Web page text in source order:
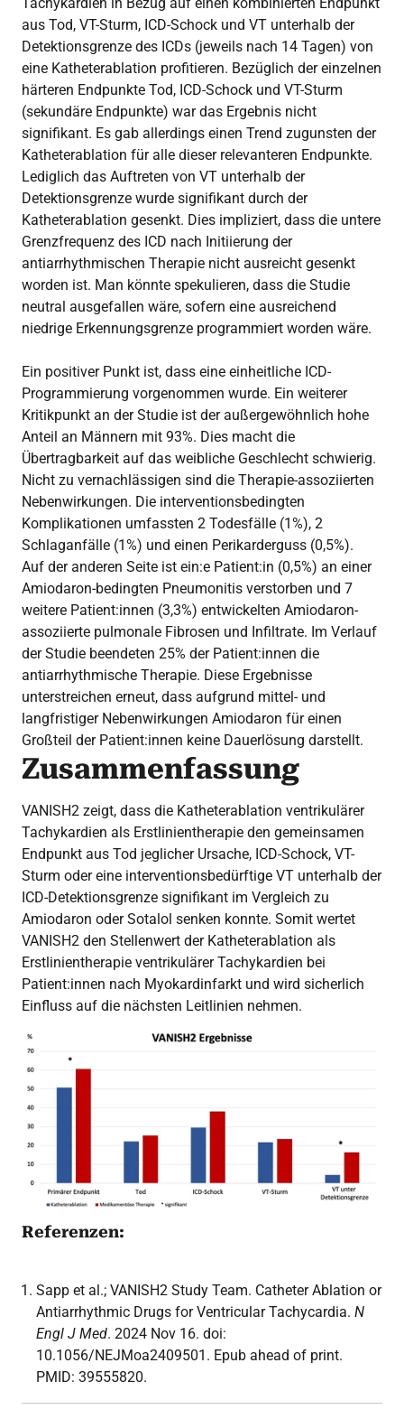
aus Tod, VT-Sturm, ICD-Schock und VT unterhalb der
Detektionsgrenze des ICDs (jeweils nach 14 Tagen) von
eine Katheterablation profitieren. Bezüglich der einzelnen
härteren Endpunkte Tod, ICD-Schock und VT-Sturm
(sekundäre Endpunkte) war das Ergebnis nicht
signifikant. Es gab allerdings einen Trend zugunsten der
Katheterablation für alle dieser relevanteren Endpunkte.
Lediglich das Auftreten von VT unterhalb der
Detektionsgrenze wurde signifikant durch der
Katheterablation gesenkt. Dies impliziert, dass die untere
Grenzfrequenz des ICD nach Initiierung der
antiarrhythmischen Therapie nicht ausreicht gesenkt
worden ist. Man könnte spekulieren, dass die Studie
neutral ausgefallen wäre, sofern eine ausreichend
niedrige Erkennungsgrenze programmiert worden wäre.
Ein positiver Punkt ist, dass eine einheitliche ICD-
Programmierung vorgenommen wurde. Ein weiterer
Kritikpunkt an der Studie ist der außergewöhnlich hohe
Anteil an Männern mit 93%. Dies macht die
Übertragbarkeit auf das weibliche Geschlecht schwierig.
Nicht zu vernachlässigen sind die Therapie-assoziierten
Nebenwirkungen. Die interventionsbedingten
Komplikationen umfassten 2 Todesfälle (1%), 2
Schlaganfälle (1%) und einen Perikarderguss (0,5%).
Auf der anderen Seite ist ein:e Patient:in (0,5%) an einer
Amiodaron-bedingten Pneumonitis verstorben und 7
weitere Patient:innen (3,3%) entwickelten Amiodaron-
assoziierte pulmonale Fibrosen und Infiltrate. Im Verlauf
der Studie beendeten 25% der Patient:innen die
antiarrhythmische Therapie. Diese Ergebnisse
unterstreichen erneut, dass aufgrund mittel- und
langfristiger Nebenwirkungen Amiodaron für einen
Großteil der Patient:innen keine Dauerlösung darstellt.
Zusammenfassung
VANISH2 zeigt, dass die Katheterablation ventrikulärer
Tachykardien als Erstlinientherapie den gemeinsamen
Endpunkt aus Tod jeglicher Ursache, ICD-Schock, VT-
Sturm oder eine interventionsbedürftige VT unterhalb der
ICD-Detektionsgrenze signifikant im Vergleich zu
Amiodaron oder Sotalol senken konnte. Somit wertet
VANISH2 den Stellenwert der Katheterablation als
Erstlinientherapie ventrikulärer Tachykardien bei
Patient:innen nach Myokardinfarkt und wird sicherlich
Einfluss auf die nächsten Leitlinien nehmen.
Referenzen:
Sapp et al.; VANISH2 Study Team. Catheter Ablation or
Antiarrhythmic Drugs for Ventricular Tachycardia. N
Engl J Med. 2024 Nov 16. doi:
10.1056/NEJMoa2409501. Epub ahead of print.
PMID: 39555820.